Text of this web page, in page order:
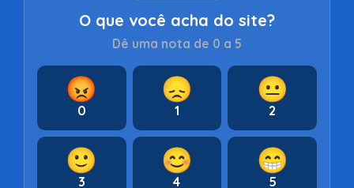
O que você acha do site?
Dê uma nota de 0 a 5
😡
0
😞
1
😐
2
🙂
3
😊
4
😁
5